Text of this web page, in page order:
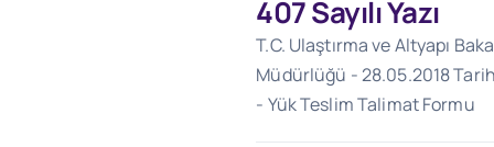
407 Sayılı Yazı
T.C. Ulaştırma ve Altyapı
Müdürlüğü - 28.05.2018
- Yük Teslim Talimat Formu